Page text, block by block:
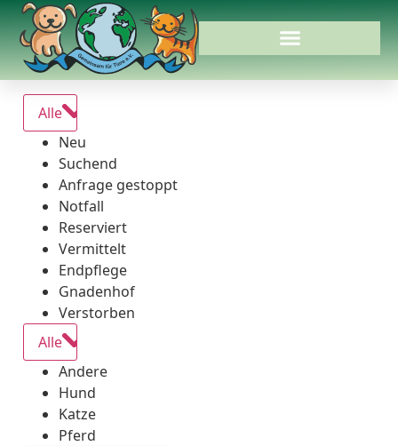
Alle
Neu
Suchend
Anfrage gestoppt
Notfall
Reserviert
Vermittelt
Endpflege
Gnadenhof
Verstorben
Alle
Andere
Hund
Katze
Pferd